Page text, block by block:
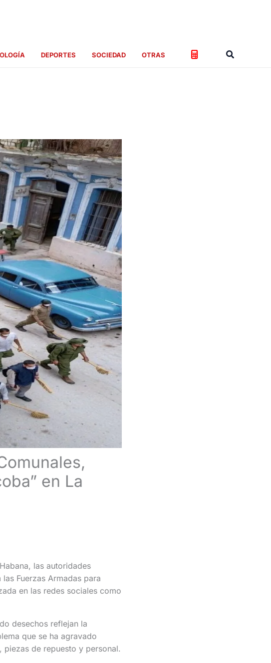
DEPORTES SOCIEDAD OTRAS Buscar
en La
las autoridades
Fuerzas Armadas para
en las redes sociales como
desechos reflejan la
que se ha agravado
de repuesto y personal.